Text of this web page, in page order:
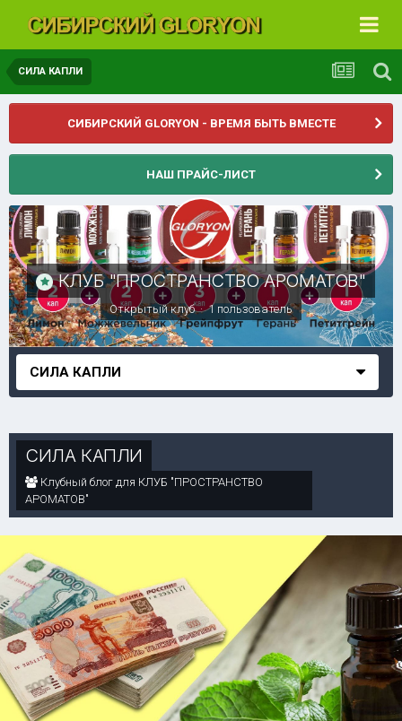
СИЛА КАПЛИ
СИБИРСКИЙ GLORYON - ВРЕМЯ БЫТЬ ВМЕСТЕ
НАШ ПРАЙС-ЛИСТ
КЛУБ "ПРОСТРАНСТВО АРОМАТОВ"
Открытый клуб · 1 пользователь
СИЛА КАПЛИ
СИЛА КАПЛИ
Клубный блог для КЛУБ "ПРОСТРАНСТВО
АРОМАТОВ"